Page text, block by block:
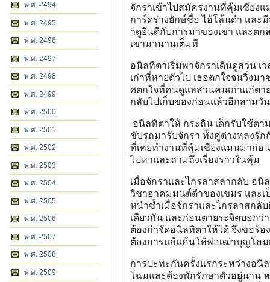
พ.ศ. 2494
พ.ศ. 2495
พ.ศ. 2496
พ.ศ. 2497
พ.ศ. 2498
พ.ศ. 2499
พ.ศ. 2500
พ.ศ. 2501
พ.ศ. 2502
พ.ศ. 2503
พ.ศ. 2504
พ.ศ. 2505
พ.ศ. 2506
พ.ศ. 2507
พ.ศ. 2508
พ.ศ. 2509
จักราเข้าไปสมัครงานที่คุ้มเชียง
การ์ดร่างยักษ์ชื่อ ไอ้โล้นดำ และ
าดูยินดีกับการมาของเขา และตก
เขามานานเต็มที
อนิลทิตาเริ่มพาจักราเดินดูสวน เ
เก่าที่หายตัวไป เธอตกใจจนวิ่งมา
ศตกใจที่คนดูแลสวนคนเก่าแก่ตา
กลับไปเก็บของก่อนแล้วอีกสามวั
อนิลทิตาให้ กระถิน เด็กรับใช้ต
ขับรถมารับจักรา ทั้งคู่ต่างหลงรัก
ที่เคยทำงานที่คุ้มเชียงแมนมาก่อ
ไปหาและถามถึงเรื่องราวในคุ้ม
เมื่อจักราและไกรลาสลากลับ อ
วิชาอาคมมนต์ดำของเขมร และ
หนำซ้ำเมื่อจักราและไกรลาสกลั
เดียวกัน และก่อนตายระจิตบอก
ต้องกำจัดอนิลทิตาให้ได้ จึงขอร้
ต้องการแก้แค้นให้พ่อเฒ่าบุญโฮ
การปะทะกันครั้งแรกระหว่างอ
โฉมและต้องพักรักษาตัวอยู่นาน ห